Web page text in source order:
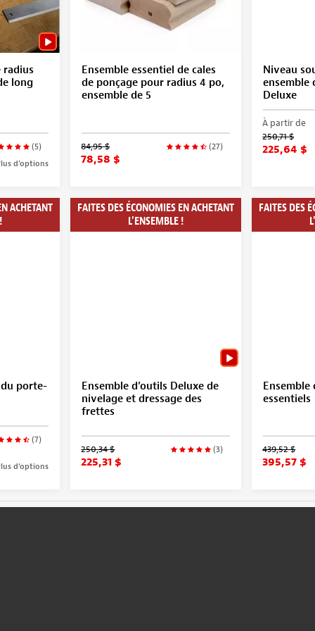
radius
long
(5)
d’options
Ensemble essentiel de cales
de ponçage pour radius 4 po,
ensemble de 5
(27)
84,95 $
78,58 $
Niveau
ensemble
Deluxe
À partir de
250,71 $
225,64 $
ACHETANT
porte-
(7)
d’options
FAITES DES ÉCONOMIES EN ACHETANT
L’ENSEMBLE !
Ensemble d’outils Deluxe de
nivelage et dressage des
frettes
(3)
250,34 $
225,31 $
FAITES DES
Ensemble
essentiels
439,52 $
395,57 $